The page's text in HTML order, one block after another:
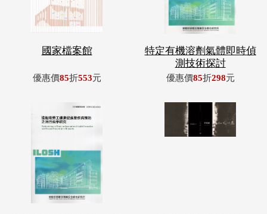
國家檔案館
優惠價85折553元
特定有機溶劑氣體即時偵
測技術探討
優惠價85折298元